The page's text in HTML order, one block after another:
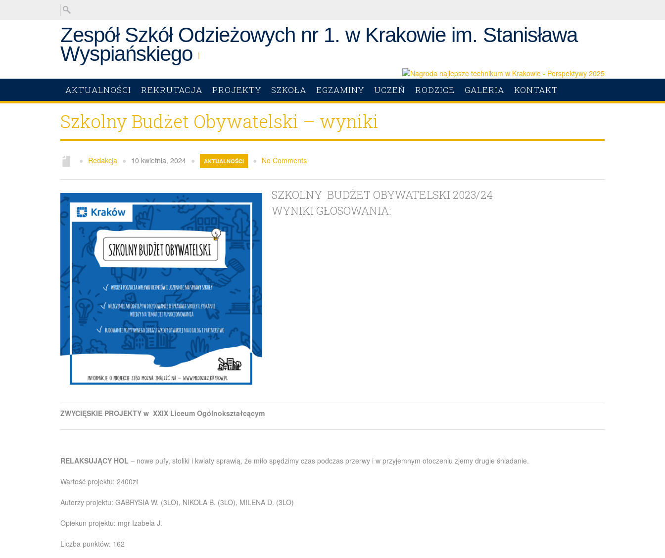
Zespół Szkół Odzieżowych nr 1. w Krakowie im. Stanisława
Wyspiańskiego |
AKTUALNOŚCI REKRUTACJA PROJEKTY SZKOŁA EGZAMINY UCZEŃ RODZICE GALERIA KONTAKT
Szkolny Budżet Obywatelski – wyniki
● Redakcja ● 10 kwietnia, 2024 ● AKTUALNOŚCI ● No Comments
SZKOLNY BUDŻET OBYWATELSKI 2023/24
WYNIKI GŁOSOWANIA:
ZWYCIĘSKIE PROJEKTY w XXIX Liceum Ogólnokształcącym
RELAKSUJĄCY HOL – nowe pufy, stoliki i kwiaty sprawią, że miło spędzimy czas podczas przerwy i w przyjemnym otoczeniu zjemy drugie śniadanie.
Wartość projektu: 2400zł
Autorzy projektu: GABRYSIA W. (3LO), NIKOLA B. (3LO), MILENA D. (3LO)
Opiekun projektu: mgr Izabela J.
Liczba punktów: 162